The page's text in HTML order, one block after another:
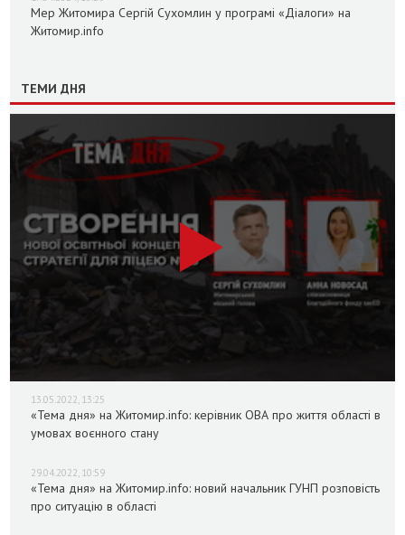
Мер Житомира Сергій Сухомлин у програмі «Діалоги» на
Житомир.info
ТЕМИ ДНЯ
13.05.2022, 13:25
«Тема дня» на Житомир.info: керівник ОВА про життя області в
умовах воєнного стану
29.04.2022, 10:59
«Тема дня» на Житомир.info: новий начальник ГУНП розповість
про ситуацію в області